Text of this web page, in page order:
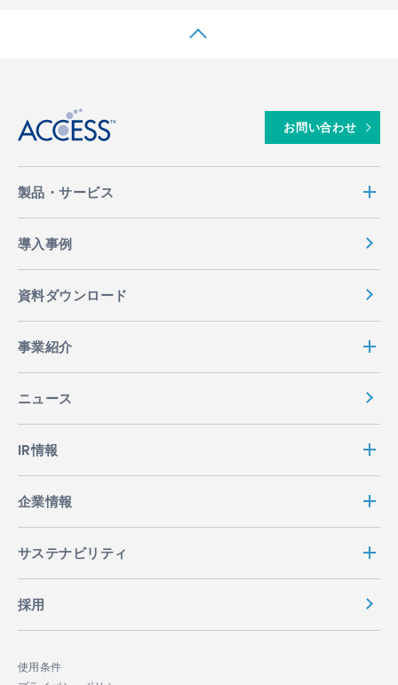
お問い合わせ
製品・サービス
導入事例
資料ダウンロード
事業紹介
ニュース
IR情報
企業情報
サステナビリティ
採用
使用条件